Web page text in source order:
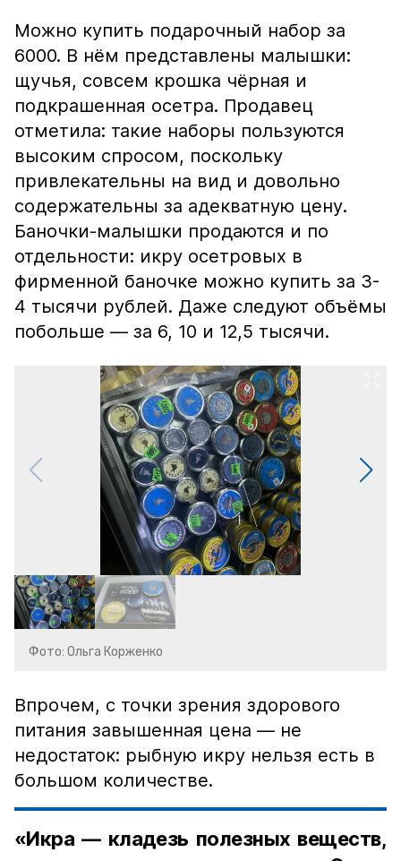
Можно купить подарочный набор за
6000. В нём представлены малышки:
щучья, совсем крошка чёрная и
подкрашенная осетра. Продавец
отметила: такие наборы пользуются
высоким спросом, поскольку
привлекательны на вид и довольно
содержательны за адекватную цену.
Баночки-малышки продаются и по
отдельности: икру осетровых в
фирменной баночке можно купить за 3-
4 тысячи рублей. Даже следуют объёмы
побольше — за 6, 10 и 12,5 тысячи.
Фото: Ольга Корженко
Впрочем, с точки зрения здорового
питания завышенная цена — не
недостаток: рыбную икру нельзя есть в
большом количестве.
«Икра — кладезь полезных веществ,